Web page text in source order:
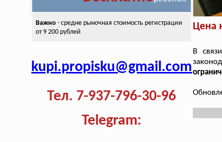
Важно - средне рыночная стоимость регистрации
от 9 200 рублей
kupi.propisku@gmail.com
Тел. 7-937-796-30-96
Telegram:
Цена
В